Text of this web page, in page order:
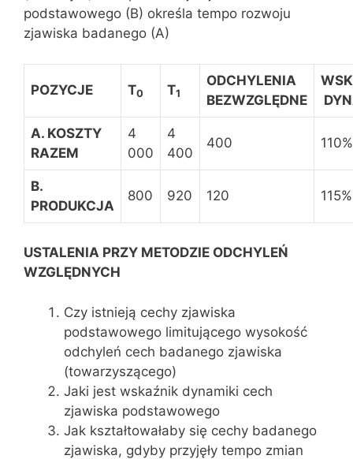
podstawowego (B) określa tempo rozwoju
zjawiska badanego (A)
POZYCJE T0 T1
ODCHYLENIA
BEZWZGLĘDNE
A. KOSZTY
RAZEM
4
000
4
400
400 110%
B.
PRODUKCJA
800 920 120 115%
USTALENIA PRZY METODZIE ODCHYLEŃ
WZGLĘDNYCH
Czy istnieją cechy zjawiska
podstawowego limitującego wysokość
odchyleń cech badanego zjawiska
(towarzyszącego)
Jaki jest wskaźnik dynamiki cech
zjawiska podstawowego
Jak kształtowałaby się cechy badanego
zjawiska, gdyby przyjęły tempo zmian